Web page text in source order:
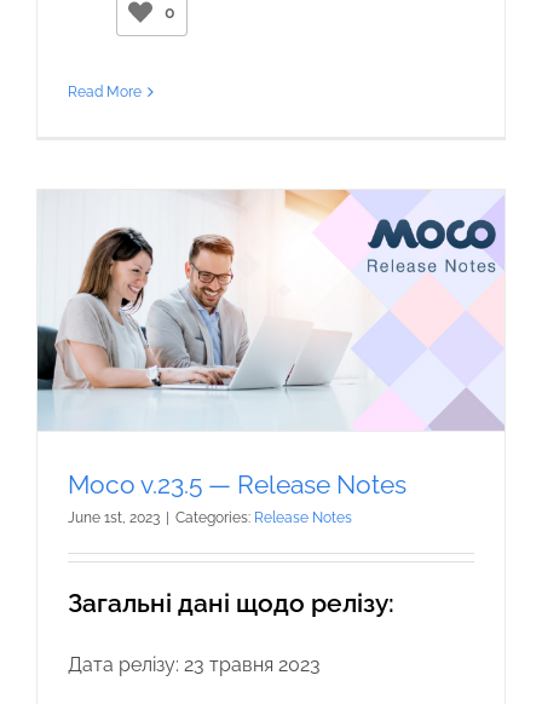
0
Read More
Moco v.23.5 — Release Notes
June 1st, 2023 | Categories: Release Notes
Загальні дані щодо релізу:
Дата релізу: 23 травня 2023